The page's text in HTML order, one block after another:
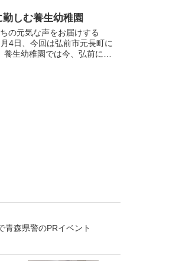
しむ養生幼稚園
の元気な声をお届けする
4日、今回は弘前市元長町に
生幼稚園では今、弘前に夏
森県警のPRイベント